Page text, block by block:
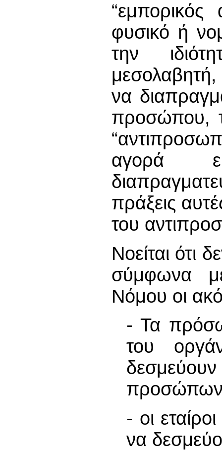
“εμπορικός
φυσικό ή
την
μεσολαβητή,
να
προσώπου,
αγορά
πράξεις
του
Νοείται ότι
σύμφωνα
Νόμου οι
- Τα
του
- οι
να